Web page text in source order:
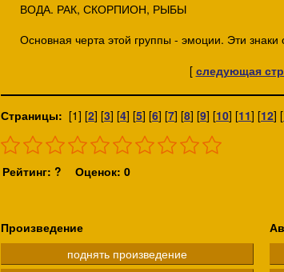
ВОДА. РАК, СКОРПИОН, РЫБЫ
Основная черта этой группы - эмоции. Эти знаки
[ следующая
Страницы: [1] [2] [3] [4] [5] [6] [7] [8] [9] [10] [11] [12] [
Рейтинг: ? Оценок: 0
Произведение
поднять произведение